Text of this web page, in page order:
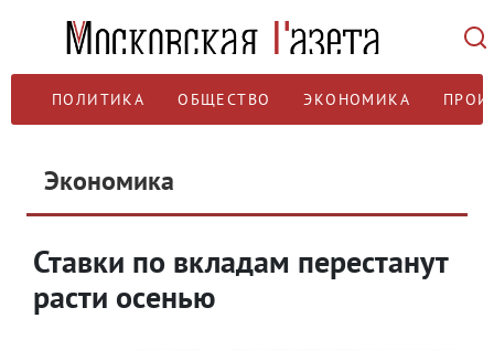
ПОЛИТИКА ОБЩЕСТВО ЭКОНОМИКА
Экономика
Ставки по вкладам перестанут
расти осенью